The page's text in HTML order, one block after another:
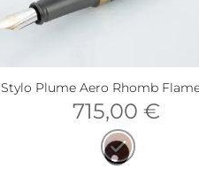
Stylo Plume Aero Rhomb
715,00 €